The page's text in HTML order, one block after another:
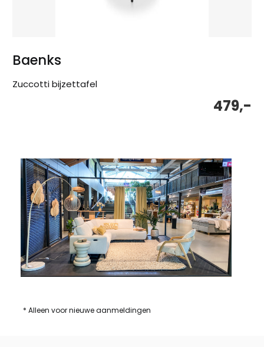
Baenks
Zuccotti bijzettafel
479,-
* Alleen voor nieuwe aanmeldingen